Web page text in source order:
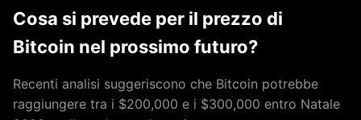
Cosa si prevede per il prezzo di
Bitcoin nel prossimo futuro?
Recenti analisi suggeriscono che Bitcoin potrebbe
raggiungere tra i $200,000 e i $300,000 entro Natale